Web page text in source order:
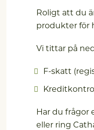
Roligt att du
produkter för
Vi tittar på
F-skatt
Har du frågor
eller ring